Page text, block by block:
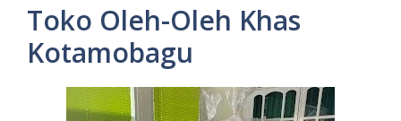
Toko Oleh-Oleh Khas
Kotamobagu